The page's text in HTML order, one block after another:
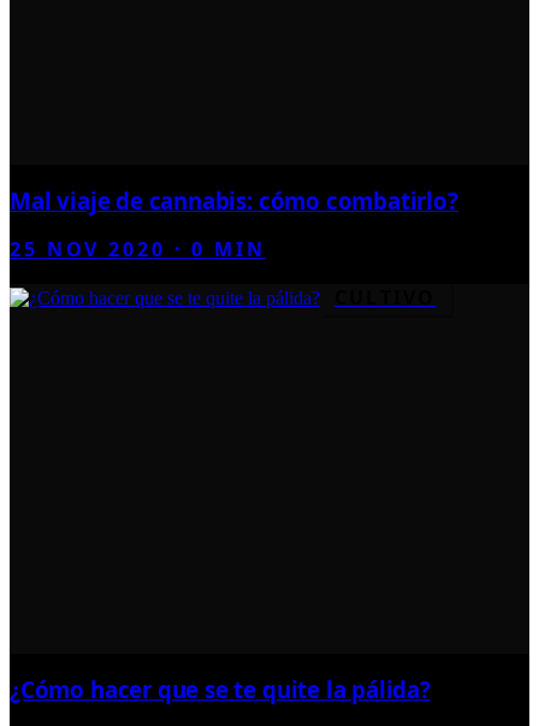
Mal viaje de cannabis: cómo combatirlo?
25 NOV 2020 ·0 MIN
¿Cómo hacer que se te quite la pálida?